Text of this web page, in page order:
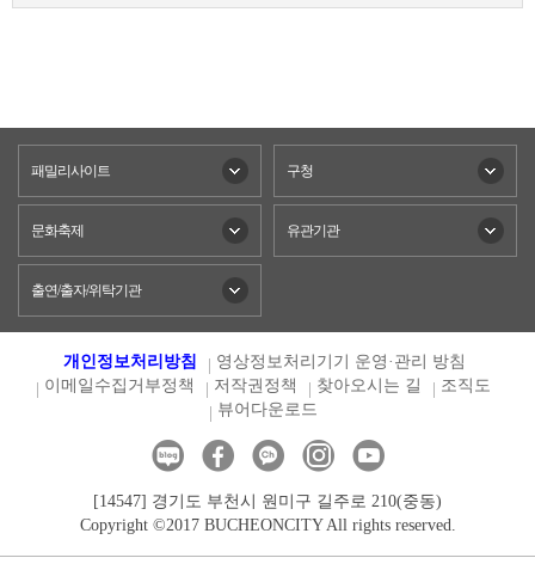
패밀리사이트 구청
문화축제 유관기관
출연/출자/위탁기관
개인정보처리방침
영상정보처리기기 운영·관리 방침
이메일수집거부정책
저작권정책 찾아오시는 길
조직도
뷰어다운로드
[14547] 경기도 부천시 원미구 길주로 210(중동)
Copyright ©2017 BUCHEONCITY All rights reserved.